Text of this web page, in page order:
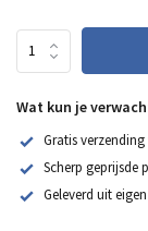
Wat kun je
Gratis
Scherp geprijsde
Geleverd uit